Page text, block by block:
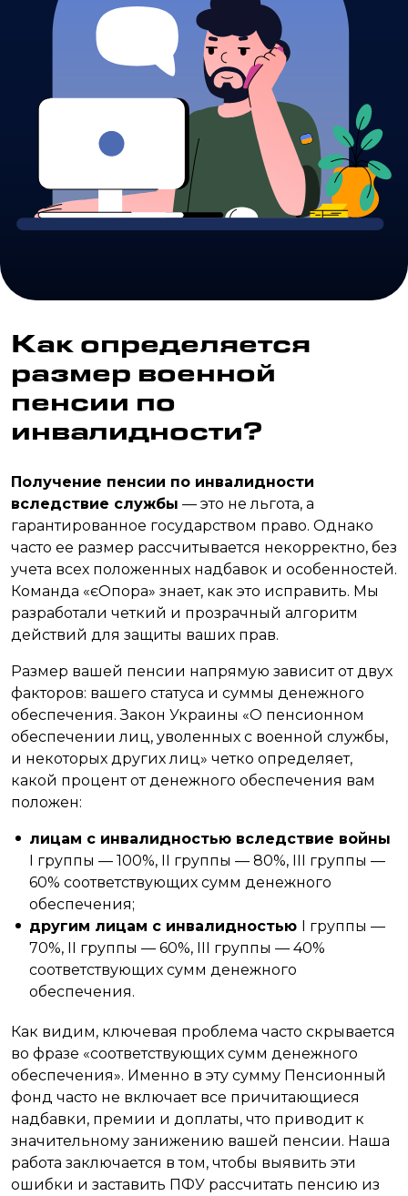
Как определяется
размер военной
пенсии по
инвалидности?
Получение пенсии по инвалидности
вследствие службы — это не льгота, а
гарантированное государством право. Однако
часто ее размер рассчитывается некорректно, без
учета всех положенных надбавок и особенностей.
Команда «єОпора» знает, как это исправить. Мы
разработали четкий и прозрачный алгоритм
действий для защиты ваших прав.
Размер вашей пенсии напрямую зависит от двух
факторов: вашего статуса и суммы денежного
обеспечения. Закон Украины «О пенсионном
обеспечении лиц, уволенных с военной службы,
и некоторых других лиц» четко определяет,
какой процент от денежного обеспечения вам
положен:
лицам с инвалидностью вследствие войны
I группы — 100%, II группы — 80%, III группы —
60% соответствующих сумм денежного
обеспечения;
другим лицам с инвалидностью I группы —
70%, II группы — 60%, III группы — 40%
соответствующих сумм денежного
обеспечения.
Как видим, ключевая проблема часто скрывается
во фразе «соответствующих сумм денежного
обеспечения». Именно в эту сумму Пенсионный
фонд часто не включает все причитающиеся
надбавки, премии и доплаты, что приводит к
значительному занижению вашей пенсии. Наша
работа заключается в том, чтобы выявить эти
ошибки и заставить ПФУ рассчитать пенсию из